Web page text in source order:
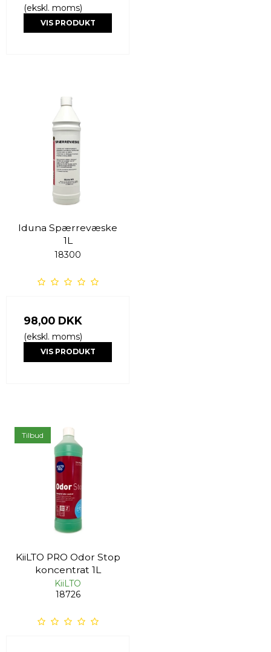
(ekskl. moms)
VIS PRODUKT
Iduna Spærrevæske
1L
18300
98,00 DKK
(ekskl. moms)
VIS PRODUKT
Tilbud
KiiLTO PRO Odor Stop
koncentrat 1L
KiiLTO
18726